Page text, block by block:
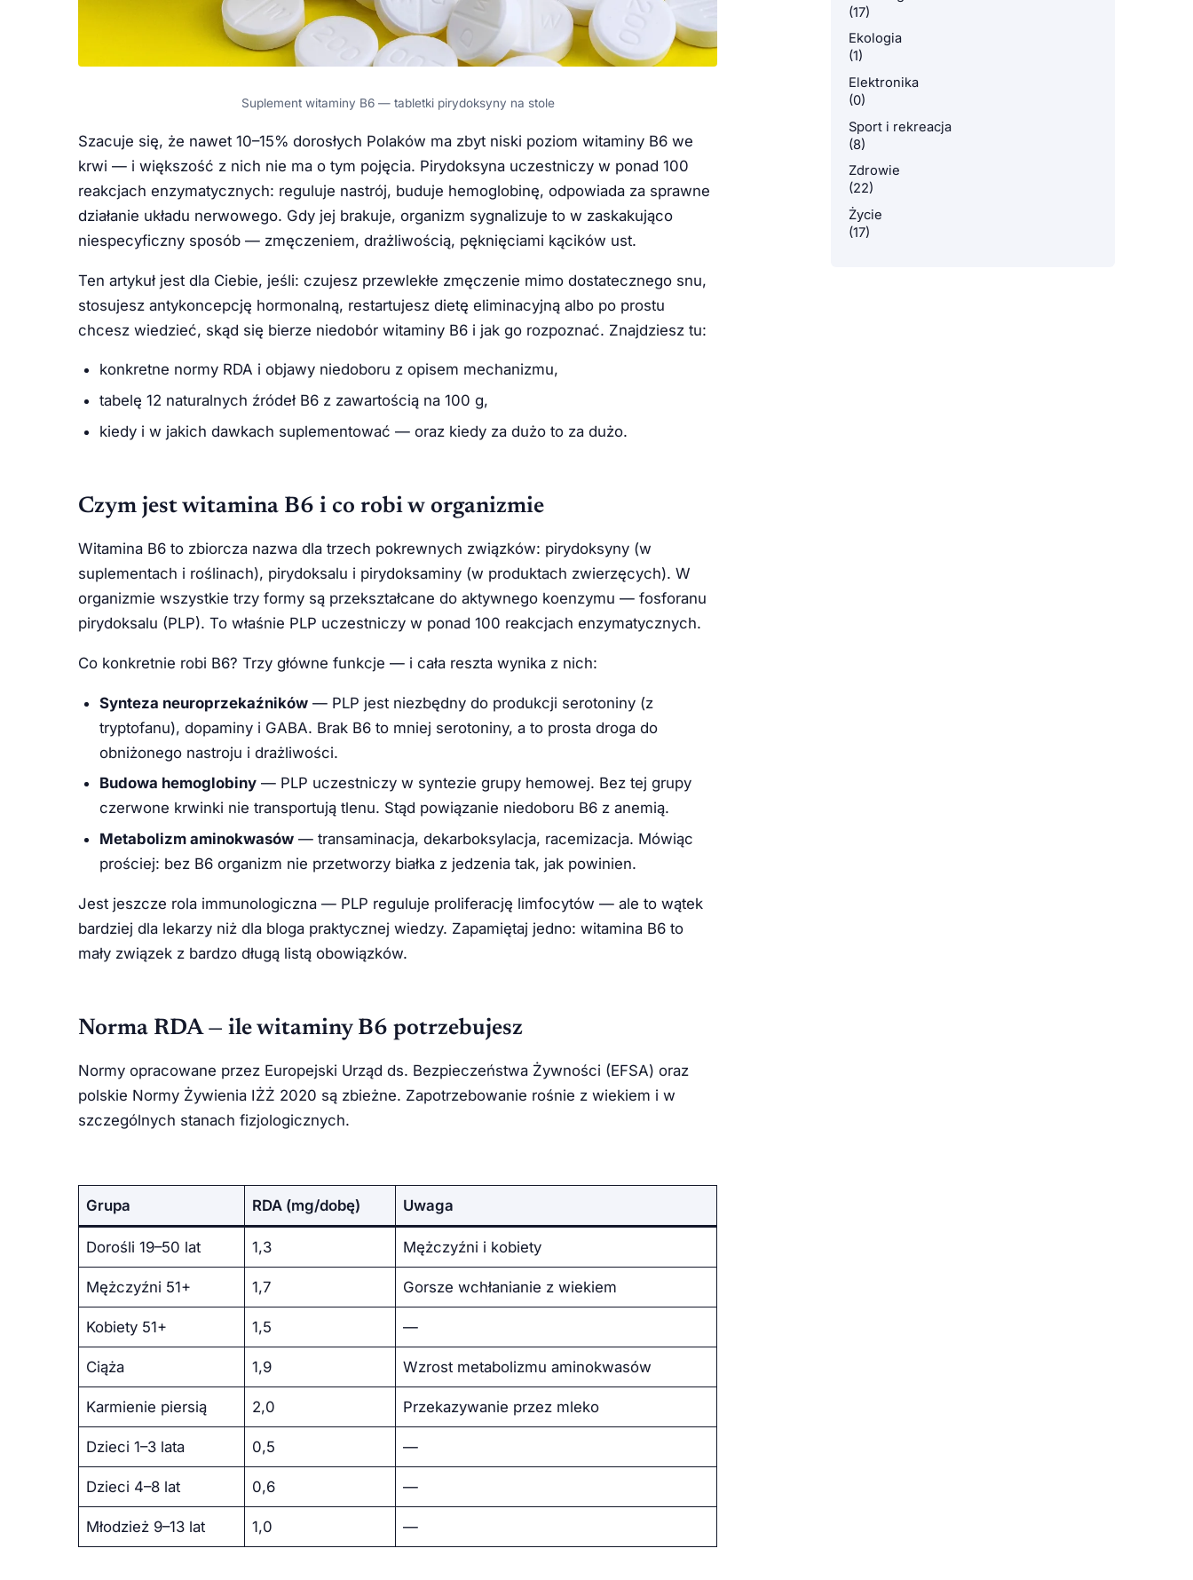
Suplement witaminy B6 — tabletki pirydoksyny na stole
Szacuje się, że nawet 10–15% dorosłych Polaków ma zbyt niski poziom witaminy B6 we
krwi — i większość z nich nie ma o tym pojęcia. Pirydoksyna uczestniczy w ponad 100
reakcjach enzymatycznych: reguluje nastrój, buduje hemoglobinę, odpowiada za sprawne
działanie układu nerwowego. Gdy jej brakuje, organizm sygnalizuje to w zaskakująco
niespecyficzny sposób — zmęczeniem, drażliwością, pęknięciami kącików ust.
Ten artykuł jest dla Ciebie, jeśli: czujesz przewlekłe zmęczenie mimo dostatecznego snu,
stosujesz antykoncepcję hormonalną, restartujesz dietę eliminacyjną albo po prostu
chcesz wiedzieć, skąd się bierze niedobór witaminy B6 i jak go rozpoznać. Znajdziesz tu:
konkretne normy RDA i objawy niedoboru z opisem mechanizmu,
tabelę 12 naturalnych źródeł B6 z zawartością na 100 g,
kiedy i w jakich dawkach suplementować — oraz kiedy za dużo to za dużo.
Czym jest witamina B6 i co robi w organizmie
Witamina B6 to zbiorcza nazwa dla trzech pokrewnych związków: pirydoksyny (w
suplementach i roślinach), pirydoksalu i pirydoksaminy (w produktach zwierzęcych). W
organizmie wszystkie trzy formy są przekształcane do aktywnego koenzymu — fosforanu
pirydoksalu (PLP). To właśnie PLP uczestniczy w ponad 100 reakcjach enzymatycznych.
Co konkretnie robi B6? Trzy główne funkcje — i cała reszta wynika z nich:
Synteza neuroprzekaźników — PLP jest niezbędny do produkcji serotoniny (z
tryptofanu), dopaminy i GABA. Brak B6 to mniej serotoniny, a to prosta droga do
obniżonego nastroju i drażliwości.
Budowa hemoglobiny — PLP uczestniczy w syntezie grupy hemowej. Bez tej grupy
czerwone krwinki nie transportują tlenu. Stąd powiązanie niedoboru B6 z anemią.
Metabolizm aminokwasów — transaminacja, dekarboksylacja, racemizacja. Mówiąc
prościej: bez B6 organizm nie przetworzy białka z jedzenia tak, jak powinien.
Jest jeszcze rola immunologiczna — PLP reguluje proliferację limfocytów — ale to wątek
bardziej dla lekarzy niż dla bloga praktycznej wiedzy. Zapamiętaj jedno: witamina B6 to
mały związek z bardzo długą listą obowiązków.
Norma RDA — ile witaminy B6 potrzebujesz
Normy opracowane przez Europejski Urząd ds. Bezpieczeństwa Żywności (EFSA) oraz
polskie Normy Żywienia IŻŻ 2020 są zbieżne. Zapotrzebowanie rośnie z wiekiem i w
szczególnych stanach fizjologicznych.
Grupa RDA (mg/dobę) Uwaga
Dorośli 19–50 lat 1,3 Mężczyźni i kobiety
Mężczyźni 51+ 1,7 Gorsze wchłanianie z wiekiem
Kobiety 51+ 1,5 —
Ciąża 1,9 Wzrost metabolizmu aminokwasów
Karmienie piersią 2,0 Przekazywanie przez mleko
Dzieci 1–3 lata 0,5 —
Dzieci 4–8 lat 0,6 —
Młodzież 9–13 lat 1,0 —
(17)
Ekologia
(1)
Elektronika
(0)
Sport i rekreacja
(8)
Zdrowie
(22)
Życie
(17)